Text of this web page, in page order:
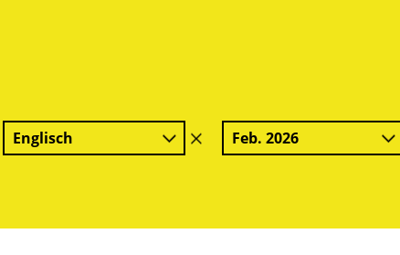
Englisch
Filter
löschen
Feb. 2026